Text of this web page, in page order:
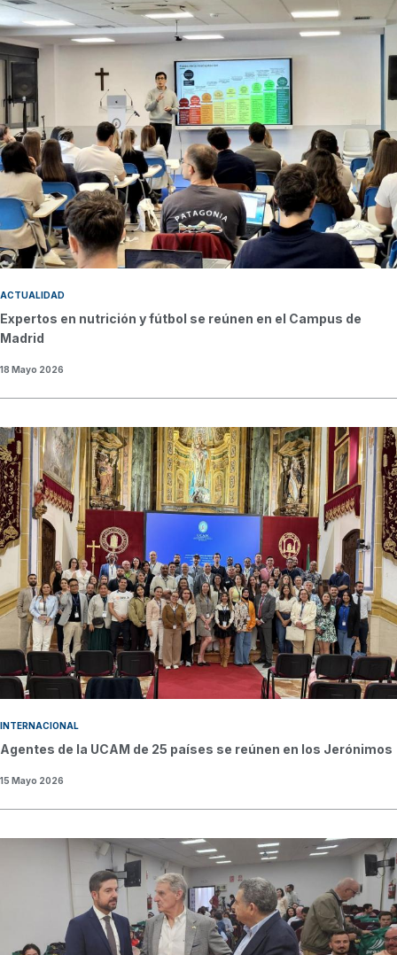
ACTUALIDAD
Expertos en nutrición y fútbol se reúnen en el Campus de
Madrid
18 Mayo 2026
INTERNACIONAL
Agentes de la UCAM de 25 países se reúnen en los Jerónimos
15 Mayo 2026